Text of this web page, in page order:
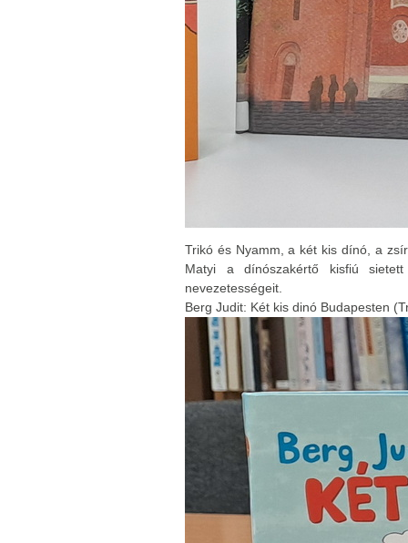
Trikó és Nyamm, a két kis dínó, a
Matyi a dínószakértő kisfiú
nevezetességeit.
Berg Judit: Két kis dinó Budapesten